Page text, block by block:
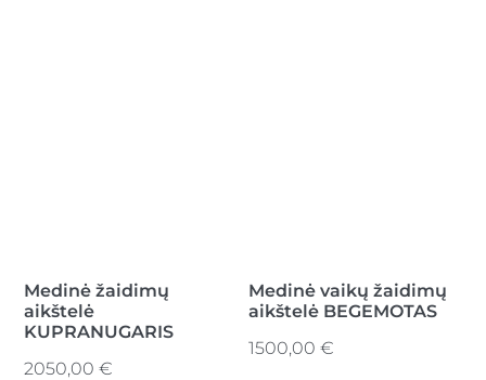
Medinė žaidimų
aikštelė
KUPRANUGARIS
2050,00€
Medinė vaikų žaidimų
aikštelė BEGEMOTAS
1500,00 €